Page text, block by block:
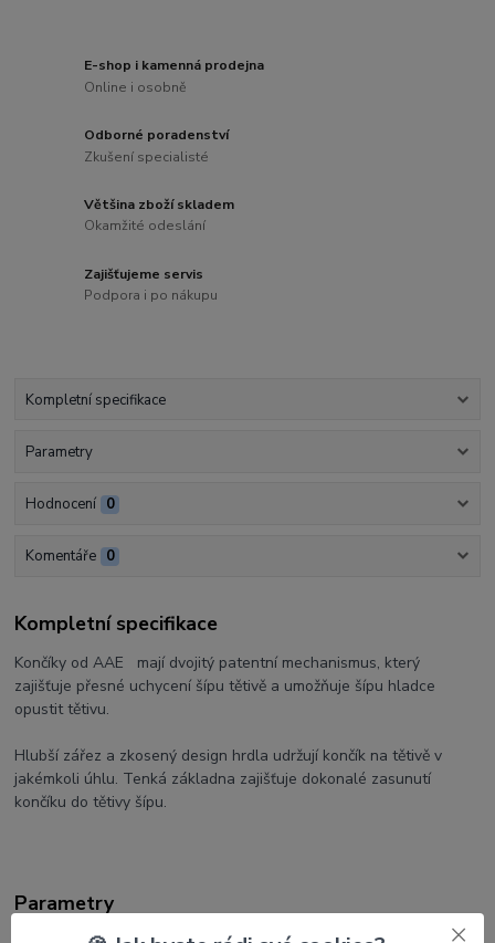
E-shop i kamenná prodejna
Online i osobně
Odborné poradenství
Zkušení specialisté
Většina zboží skladem
Okamžité odeslání
Zajišťujeme servis
Podpora i po nákupu
Kompletní specifikace
Parametry
Hodnocení 0
Komentáře 0
Kompletní specifikace
Končíky od AAE mají dvojitý patentní mechanismus, který
zajišťuje přesné uchycení šípu tětivě a umožňuje šípu hladce
opustit tětivu.
Hlubší zářez a zkosený design hrdla udržují končík na tětivě v
jakémkoli úhlu. Tenká základna zajišťuje dokonalé zasunutí
končíku do tětivy šípu.
Parametry